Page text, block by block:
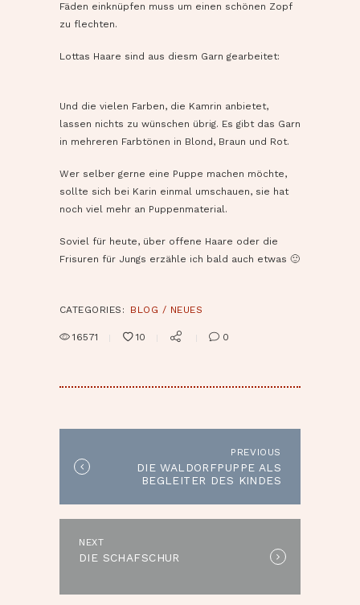
Fäden einknüpfen muss um einen schönen Zopf
zu flechten.
Lottas Haare sind aus diesm Garn gearbeitet:
Und die vielen Farben, die Kamrin anbietet,
lassen nichts zu wünschen übrig. Es gibt das Garn
in mehreren Farbtönen in Blond, Braun und Rot.
Wer selber gerne eine Puppe machen möchte,
sollte sich bei Karin einmal umschauen, sie hat
noch viel mehr an Puppenmaterial.
Soviel für heute, über offene Haare oder die
Frisuren für Jungs erzähle ich bald auch etwas 🙂
CATEGORIES: BLOG / NEUES
16571 10 0
PREVIOUS
DIE WALDORFPUPPE ALS
BEGLEITER DES KINDES
NEXT
post:
DIE SCHAFSCHUR